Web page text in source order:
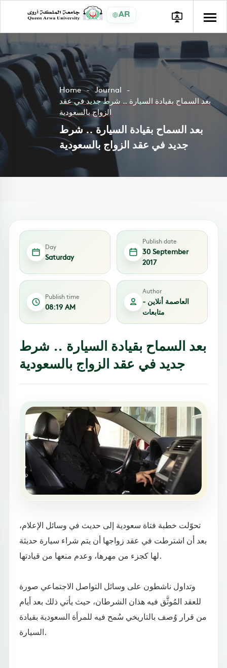
AR
Home
Journal
بعد السماح بقيادة السيارة .. شرط جديد في عقد
الزواج بالسعودية
بعد السماح بقيادة السيارة .. شرط
جديد في عقد الزواج بالسعودية
Day
Saturday
Publish date
30 September
2017
Publish time
08:19 AM
Author
العاصمة أنلاين -
متابعات
بعد السماح بقيادة السيارة .. شرط
جديد في عقد الزواج بالسعودية
تحوّلت خطبة فتاة سعودية إلى حديث في وسائل الإعلام،
بعد أن اشترطت في عقد زواجها أن يتم شراء سيارة حديثة
لها كجزء من مهرها، وعدم منعها من قيادتها.
وتداول ناشطون على وسائل التواصل الاجتماعي صورة
للعقد المُوثَّق فيه هذان الشرطان، حيث يأتي ذلك بعد أيام
من قرار وُصف بالتاريخي سُمح فيه للمرأة السعودية بقيادة
السيارة.